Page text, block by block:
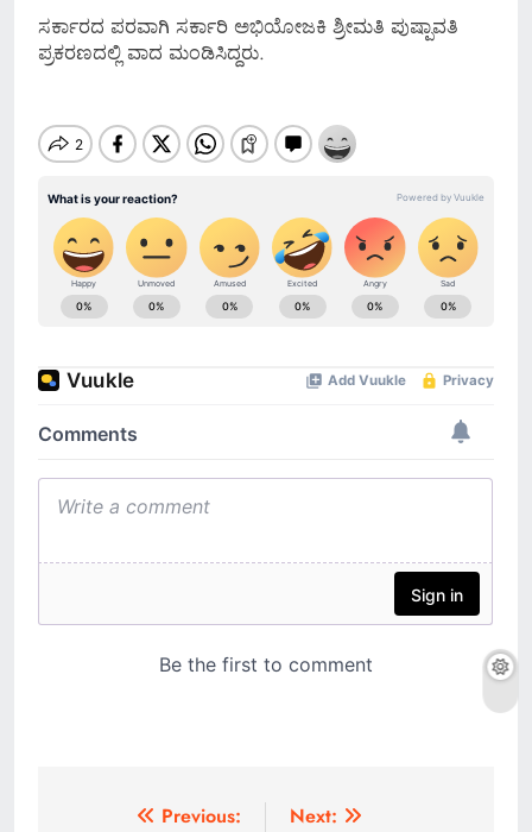
ಸರ್ಕಾರದ ಪರವಾಗಿ ಸರ್ಕಾರಿ ಅಭಿಯೋಜಕಿ ಶ್ರೀಮತಿ ಪುಷ್ಪಾವತಿ
ಪ್ರಕರಣದಲ್ಲಿ ವಾದ ಮಂಡಿಸಿದ್ದರು.
Previous: Next: